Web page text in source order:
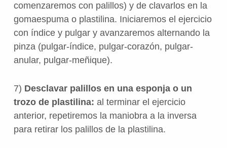
comenzaremos con palillos) y de clavarlos en la
gomaespuma o plastilina. Iniciaremos el ejercicio
con índice y pulgar y avanzaremos alternando la
pinza (pulgar-índice, pulgar-corazón, pulgar-
anular, pulgar-meñique).
7) Desclavar palillos en una esponja o un
trozo de plastilina: al terminar el ejercicio
anterior, repetiremos la maniobra a la inversa
para retirar los palillos de la plastilina.